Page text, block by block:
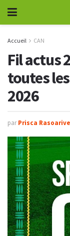
Accueil CAN
Fil actus
toutes
2026
par Prisca